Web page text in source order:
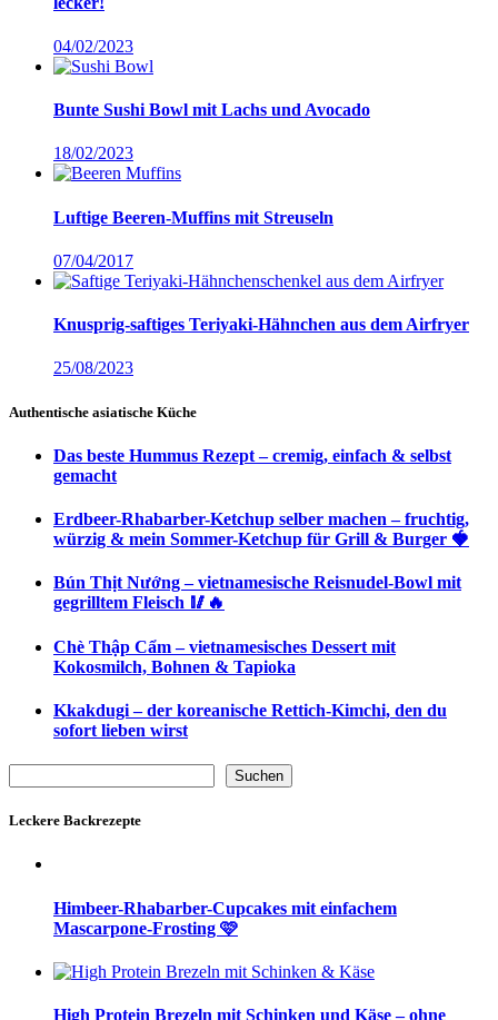
04/02/2023
Bunte Sushi Bowl mit Lachs und Avocado
18/02/2023
Luftige Beeren-Muffins mit Streuseln
07/04/2017
Knusprig-saftiges Teriyaki-Hähnchen aus dem Airfryer
25/08/2023
Authentische asiatische Küche
Das beste Hummus Rezept – cremig, einfach & selbst
gemacht
Erdbeer-Rhabarber-Ketchup selber machen – fruchtig,
würzig & mein Sommer-Ketchup für Grill & Burger 🍓
Bún Thịt Nướng – vietnamesische Reisnudel-Bowl mit
gegrilltem Fleisch 🥢🔥
Chè Thập Cẩm – vietnamesisches Dessert mit
Kokosmilch, Bohnen & Tapioka
Kkakdugi – der koreanische Rettich-Kimchi, den du
sofort lieben wirst
Suchen
Leckere Backrezepte
Himbeer-Rhabarber-Cupcakes mit einfachem
Mascarpone-Frosting 🩷
High Protein Brezeln mit Schinken und Käse – ohne